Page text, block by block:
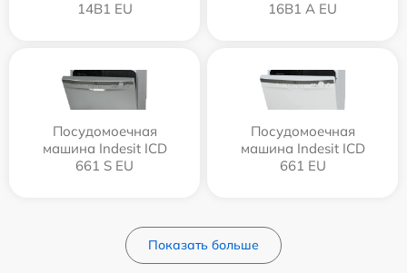
14B1 EU
16B1 A EU
Посудомоечная
машина Indesit ICD
661 S EU
Посудомоечная
машина Indesit ICD
661 EU
Показать больше